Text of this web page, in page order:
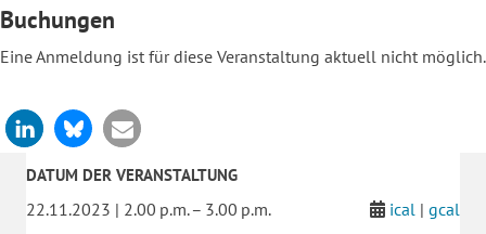
Buchungen
Eine Anmeldung ist für diese Veranstaltung aktuell nicht möglich.
DATUM DER VERANSTALTUNG
22.11.2023 | 2.00 p.m. – 3.00 p.m. ical | gcal